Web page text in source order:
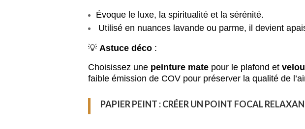
Évoque le luxe, la spiritualité et la sérénité.
Utilisé en nuances lavande ou parme, il devient
💡 Astuce déco :
Choisissez une peinture mate pour le plafond et
faible émission de COV pour préserver la qualité de
PAPIER PEINT : CRÉER UN POINT FOCAL